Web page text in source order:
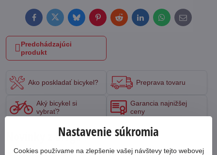
Novinky z blogu
FacebookTwitterBlueskyPinterestRedditLinkedInWhatsApp
E-
mail
Predchádzajúci
produkt
Ako poskladať bicykel? Preprava tovaru
Aký bicykel si
vybrať?
Garancia najnižšej
ceny
Nastavenie súkromia
Cookies používame na zlepšenie vašej návštevy tejto webovej